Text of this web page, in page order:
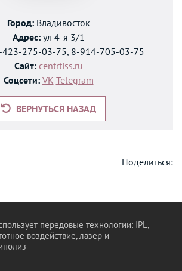
Город:Владивосток
Адрес:ул 4-я 3/1
275-03-75, 8-914-705-03-75
Сайт: centrtiss.ru
Соцсети: VK Telegram
ВЕРНУТЬСЯ НАЗАД
Поделиться:
передовые технологии: IPL,
воздействие, лазер и